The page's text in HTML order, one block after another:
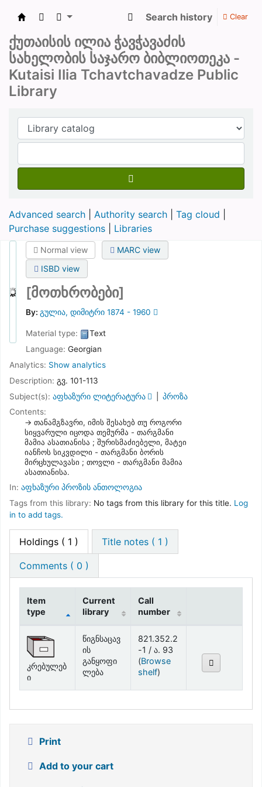
Search history Clear
ქუთაისის ილია ჭავჭავაძის
სახელობის საჯარო ბიბლიოთეკა -
Kutaisi Ilia Tchavtchavadze Public
Library
Advanced search Authority search
Tag cloud
Purchase suggestions
Libraries
Normal view
MARC view
ISBD view
[მოთხრობები]
By: გულია, დიმიტრი 1874 - 1960
Material type:
Text
Language: Georgian
Analytics: Show analytics
Description: გვ. 101-113
Subject(s): აფხაზური ლიტერატურა
პროზა
Contents:
თანამგზავრი, იმის შესახებ თუ როგორი
სიყვარული იცოდა თემურმა - თარგმანი
მამია ასათიანისა ; შურისმაძიებელი, მატეი
იანჩოს სიკვდილი - თარგმანი ბორის
მირცხულავასი ; თოვლი - თარგმანი მამია
ასათიანისა.
In: აფხაზური პროზის ანთოლოგია
Tags from this library: No tags from this library for this title. Log
in to add tags.
Holdings ( 1 ) Title notes ( 1 )
Comments ( 0 )
Item
type
Current
library
Call
number
კრებულებ
ი
წიგნსაცავ
ის
განყოფი
ლება
821.352.2
-1 / ა. 93
(Browse
shelf(Opens below)
)
Print
Add to your cart